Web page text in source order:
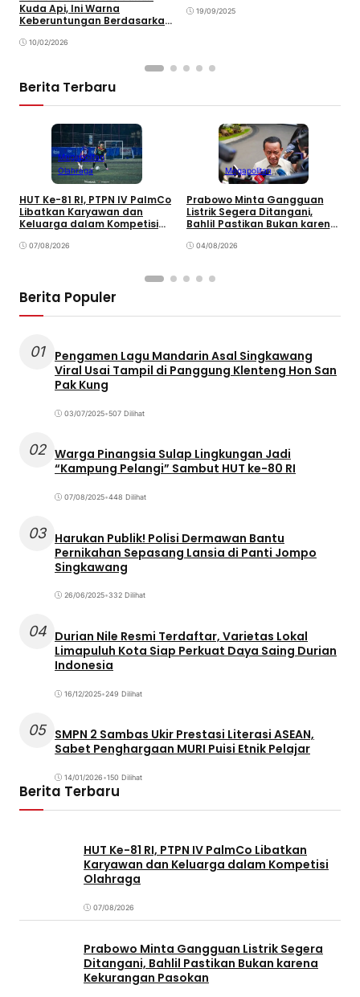
Kuda Api, Ini Warna
Keberuntungan Berdasarkan
10/02/2026
19/09/2025
Berita Terbaru
Megapolitan
Olahraga
HUT Ke-81 RI, PTPN IV PalmCo
Libatkan Karyawan dan
Keluarga dalam Kompetisi
07/08/2026
Megapolitan
Prabowo Minta Gangguan
Listrik Segera Ditangani,
Bahlil Pastikan Bukan karena
04/08/2026
Berita Populer
01
Pengamen Lagu Mandarin Asal Singkawang
Viral Usai Tampil di Panggung Klenteng Hon San
Pak Kung
03/07/2025•507 Dilihat
02 Warga Pinangsia Sulap Lingkungan Jadi
“Kampung Pelangi” Sambut HUT ke-80 RI
07/08/2025•448 Dilihat
03 Harukan Publik! Polisi Dermawan Bantu
Pernikahan Sepasang Lansia di Panti Jompo
Singkawang
26/06/2025•332 Dilihat
04 Durian Nile Resmi Terdaftar, Varietas Lokal
Limapuluh Kota Siap Perkuat Daya Saing Durian
Indonesia
16/12/2025•249 Dilihat
05 SMPN 2 Sambas Ukir Prestasi Literasi ASEAN,
Sabet Penghargaan MURI Puisi Etnik Pelajar
14/01/2026•150 Dilihat
Berita Terbaru
HUT Ke-81 RI, PTPN IV PalmCo Libatkan
Karyawan dan Keluarga dalam Kompetisi
Olahraga
07/08/2026
Prabowo Minta Gangguan Listrik Segera
Ditangani, Bahlil Pastikan Bukan karena
Kekurangan Pasokan